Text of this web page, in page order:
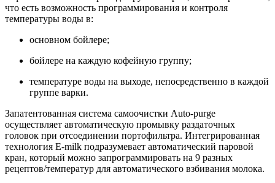
что есть возможность программирования и контроля
температуры воды в:
основном бойлере;
бойлере на каждую кофейную группу;
температуре воды на выходе, непосредственно в каждой
группе варки.
Запатентованная система самоочистки Auto-purge
осуществляет автоматическую промывку раздаточных
головок при отсоединении портофильтра. Интегрированная
технология E-milk подразумевает автоматический паровой
кран, который можно запрограммировать на 9 разных
рецептов/температур для автоматического взбивания молока.